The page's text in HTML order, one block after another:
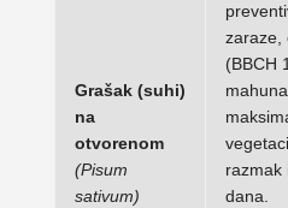
Grašak (suhi)
na
otvorenom
(Pisum
sativum)
zaraze,
(BBCH
razmak
dana.